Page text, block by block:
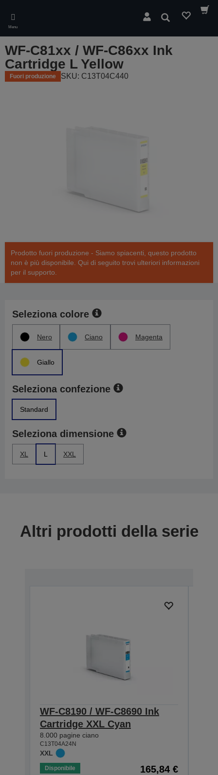
main
content
Menu
Cerca
WF-C81xx / WF-C86xx Ink
Cartridge L Yellow
Fuori produzione SKU: C13T04C440
Prodotto fuori produzione - Siamo spiacenti, questo prodotto
non è più disponibile. Qui di seguito trovi ulteriori informazioni
per il supporto.
Seleziona colore
Nero Ciano Magenta
Giallo
Seleziona confezione
Standard
Seleziona dimensione
XL L XXL
Altri prodotti della serie
WF-C8190 / WF-C8690 Ink
Cartridge XXL Cyan
8.000 pagine ciano
C13T04A24N
XXL
Disponibile 165,84 €